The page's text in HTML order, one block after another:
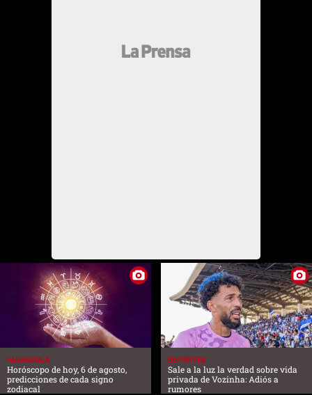
FARANDULA
Horóscopo de hoy, 6 de agosto,
predicciones de cada signo
zodiacal
DEPORTES
Sale a la luz la verdad sobre vida
privada de Vozinha: Adiós a
rumores